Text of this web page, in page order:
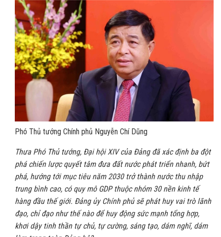
Phó Thủ tướng Chính phủ Nguyễn Chí Dũng
Thưa Phó Thủ tướng, Đại hội XIV của Đảng đã xác định ba đột
phá chiến lược quyết tâm đưa đất nước phát triển nhanh, bứt
phá, hướng tới mục tiêu năm 2030 trở thành nước thu nhập
trung bình cao, có quy mô GDP thuộc nhóm 30 nền kinh tế
hàng đầu thế giới. Đảng ủy Chính phủ sẽ phát huy vai trò lãnh
đạo, chỉ đạo như thế nào để huy động sức mạnh tổng hợp,
khơi dậy tinh thần tự chủ, tự cường, sáng tạo, dám nghĩ, dám